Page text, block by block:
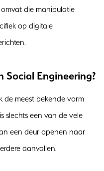
die manipulatie
op digitale
Social Engineering?
de meest bekende vorm
slechts een van de vele
een deur openen naar
aanvallen.